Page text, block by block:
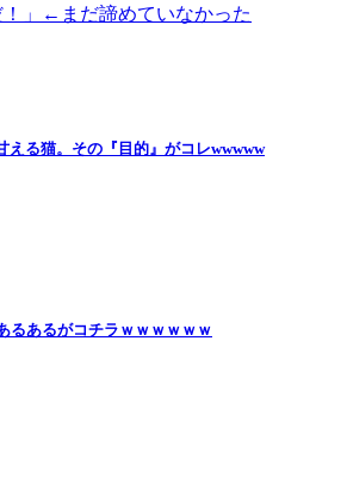
！」←まだ諦めていなかった
える猫。その『目的』がコレwwwww
るあるがコチラｗｗｗｗｗｗ